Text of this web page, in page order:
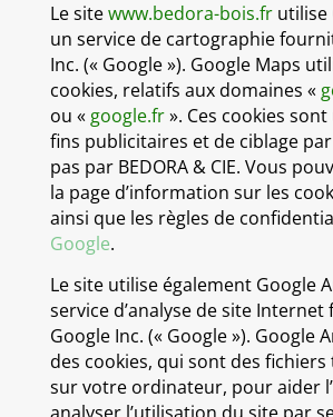
Le sitewww.bedora-bois.frutilise
un service de cartographie
Inc. (« Google »). Google Maps
cookies, relatifs aux domaines «
ou « google.fr». Ces cookies
fins publicitaires et de ciblage
pas par BEDORA & CIE. Vous
la page d’information sur les
ainsi que les règles de
Google.
Le site utilise également Google
service d’analyse de site
Google Inc. (« Google »). Google
des cookies, qui sont des fichiers
sur votre ordinateur, pour aider